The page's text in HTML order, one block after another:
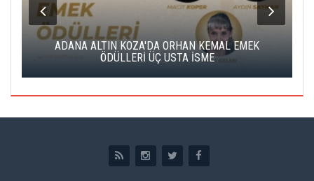
ADANA ALTIN KOZA'DA ORHAN KEMAL EMEK
ÖDÜLLERİ ÜÇ USTA İSME